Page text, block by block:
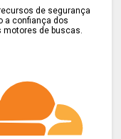
de segurança
a confiança dos
de buscas.